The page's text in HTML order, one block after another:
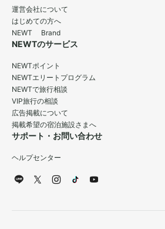
運営会社について
はじめての方へ
NEWT Brand
NEWTのサービス
NEWTポイント
NEWTエリートプログラム
NEWTで旅行相談
VIP旅行の相談
広告掲載について
掲載希望の宿泊施設さまへ
サポート・お問い合わせ
ヘルプセンター